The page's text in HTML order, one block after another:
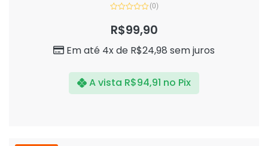
de
(0)
R$99,90
Em até 4x de R$24,98 sem juros
A vista R$94,91 no Pix